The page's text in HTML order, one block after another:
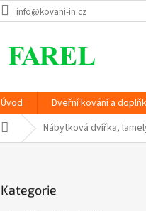
info@kovani-in.cz
Úvod Dveřní kování a
Domů Nábytková dvířka,
kategorie
Kategorie